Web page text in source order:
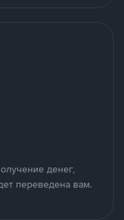
денег,
переведена вам.